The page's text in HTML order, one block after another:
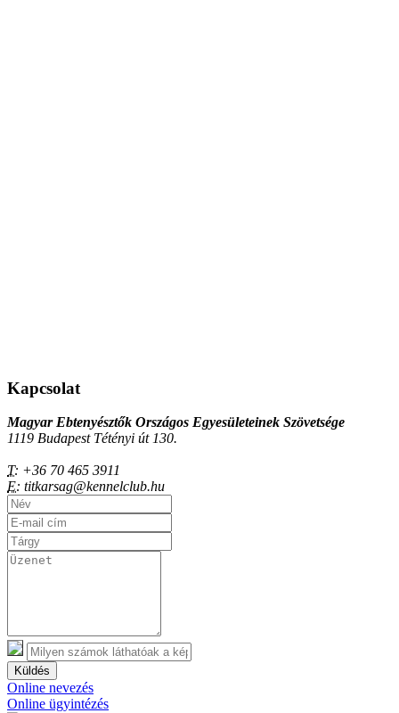
Kapcsolat
Magyar Ebtenyésztők Országos Egyesületeinek Szövetsége
1119 Budapest Tétényi út 130.
T: +36 70 465 3911
E: titkarsag@kennelclub.hu
Küldés
Online nevezés
Online ügyintézés